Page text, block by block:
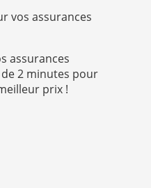
vos assurances
assurances
2 minutes pour
prix !